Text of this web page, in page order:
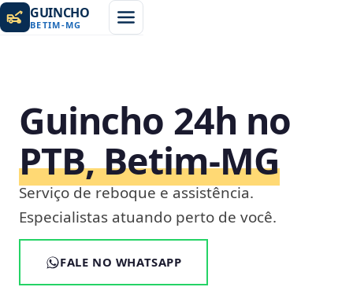
GUINCHO
BETIM-MG
Guincho 24h no
PTB, Betim‑MG
Serviço de reboque e assistência.
Especialistas atuando perto de você.
FALE NO WHATSAPP